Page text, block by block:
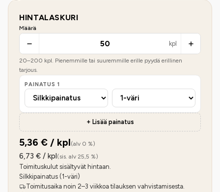
HINTALASKURI
Määrä
kpl
20–200 kpl. Pienemmille tai suuremmille erille pyydä erillinen
tarjous.
PAINATUS 1
+ Lisää painatus
5,36 € / kpl(alv 0 %)
6,73 € / kpl(sis. alv 25,5 %)
Toimituskulut sisältyvät hintaan.
Silkkipainatus (1-väri)
Toimitusaika noin 2–3 viikkoa tilauksen vahvistamisesta.